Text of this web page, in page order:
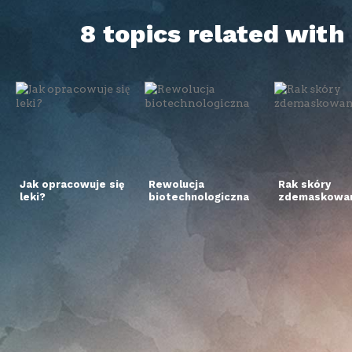
8 topics related with
Jak opracowuje się
leki?
Rewolucja
biotechnologiczna
Rak skóry